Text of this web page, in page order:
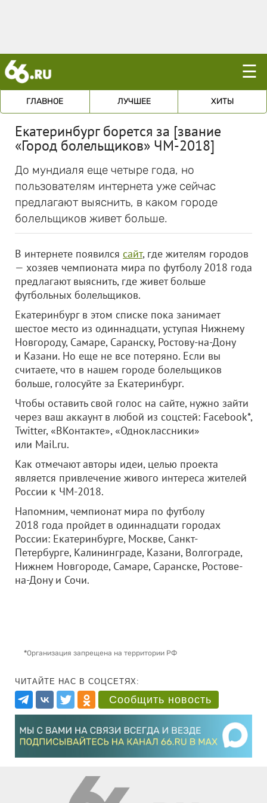
☰
ГЛАВНОЕ ЛУЧШЕЕ ХИТЫ
Екатеринбург борется за [звание
«Город болельщиков» ЧМ-2018]
До мундиаля еще четыре года, но
пользователям интернета уже сейчас
предлагают выяснить, в каком городе
болельщиков живет больше.
В интернете появился сайт, где жителям городов
— хозяев чемпионата мира по футболу 2018 года
предлагают выяснить, где живет больше
футбольных болельщиков.
Екатеринбург в этом списке пока занимает
шестое место из одиннадцати, уступая Нижнему
Новгороду, Самаре, Саранску, Ростову-на-Дону
и Казани. Но еще не все потеряно. Если вы
считаете, что в нашем городе болельщиков
больше, голосуйте за Екатеринбург.
Чтобы оставить свой голос на сайте, нужно зайти
через ваш аккаунт в любой из соцстей: Facebook*,
Twitter, «ВКонтакте», «Одноклассники»
или Mail.ru.
Как отмечают авторы идеи, целью проекта
является привлечение живого интереса жителей
России к ЧМ-2018.
Напомним, чемпионат мира по футболу
2018 года пройдет в одиннадцати городах
России: Екатеринбурге, Москве, Санкт-
Петербурге, Калининграде, Казани, Волгограде,
Нижнем Новгороде, Самаре, Саранске, Ростове-
на-Дону и Сочи.
*Организация запрещена на территории РФ
ЧИТАЙТЕ НАС В СОЦСЕТЯХ:
Сообщить новость